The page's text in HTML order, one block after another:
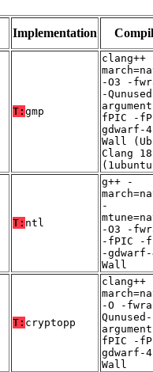
Implementation
T: gmp
clang++
-O3 -
-
fPIC -
gdwarf-
Wall
Clang
T: ntl
g++ -
-
-O3 -
-fPIC -
-
Wall
T: cryptopp
clang++
-O -
Qunused-
fPIC -
gdwarf-
Wall